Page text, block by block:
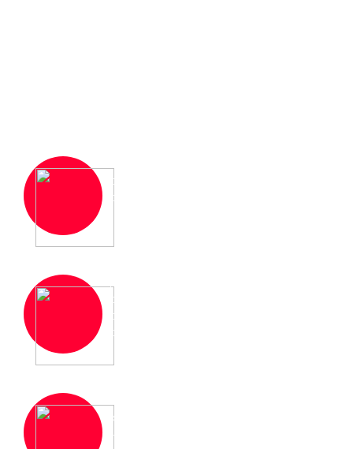
образовании, гибкое резюме в реалиях
современного рынка труда
образца с занесением в Федеральный
реестр сведений о документах об
образовании
качества в сфере образовательных услуг,
частные и групповые скидки от 3 человек